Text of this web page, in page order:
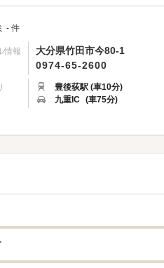
- 件
情報
大分県竹田市今80-1
0974-65-2600
豊後荻駅 (車10分)
九重IC (車75分)